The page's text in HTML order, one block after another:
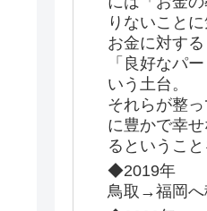
りないことに
お金に対する
「良好なパ
いう土台。
それらが整
に豊かで幸
るということ
◆2019年
鳥取→福岡へ